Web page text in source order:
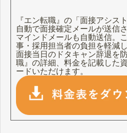
『エン転職』の「面接アシス
自動で面接確定メールが送信
マインドメールも自動送信。
事・採用担当者の負担を軽減
面接当日のドタキャン辞退を
職』の詳細、料金を記載した
ードいただけます。